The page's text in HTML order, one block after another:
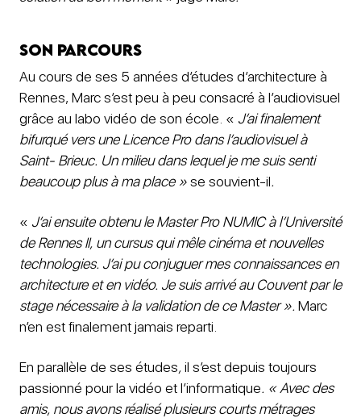
Son parcours
Au cours de ses 5 années d’études d’architecture à
Rennes, Marc s’est peu à peu consacré à l’audiovisuel
grâce au labo vidéo de son école. « J’ai finalement
bifurqué vers une Licence Pro dans l’audiovisuel à
Saint- Brieuc. Un milieu dans lequel je me suis senti
beaucoup plus à ma place »se souvient-il.
« J’ai ensuite obtenu le Master Pro NUMIC à l’Université
de Rennes II, un cursus qui mêle cinéma et nouvelles
technologies. J’ai pu conjuguer mes connaissances en
architecture et en vidéo. Je suis arrivé au Couvent par le
stage nécessaire à la validation de ce Master ». Marc
n’en est finalement jamais reparti.
En parallèle de ses études,il s’est depuis toujours
passionné pour la vidéo et l’informatique. « Avec des
amis, nous avons réalisé plusieurs courts métrages